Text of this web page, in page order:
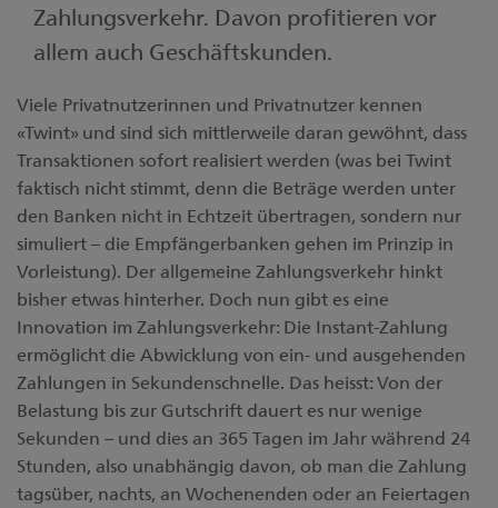
Zahlungsverkehr. Davon profitieren vor
allem auch Geschäftskunden.
Viele Privatnutzerinnen und Privatnutzer kennen
«Twint» und sind sich mittlerweile daran gewöhnt, dass
Transaktionen sofort realisiert werden (was bei Twint
faktisch nicht stimmt, denn die Beträge werden unter
den Banken nicht in Echtzeit übertragen, sondern nur
simuliert – die Empfängerbanken gehen im Prinzip in
Vorleistung). Der allgemeine Zahlungsverkehr hinkt
bisher etwas hinterher. Doch nun gibt es eine
Innovation im Zahlungsverkehr: Die Instant-Zahlung
ermöglicht die Abwicklung von ein- und ausgehenden
Zahlungen in Sekundenschnelle. Das heisst: Von der
Belastung bis zur Gutschrift dauert es nur wenige
Sekunden – und dies an 365 Tagen im Jahr während 24
Stunden, also unabhängig davon, ob man die Zahlung
tagsüber, nachts, an Wochenenden oder an Feiertagen